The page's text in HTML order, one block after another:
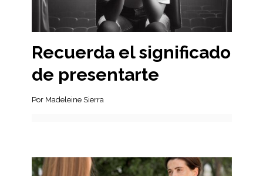
Recuerda el significado
de presentarte
Por Madeleine Sierra